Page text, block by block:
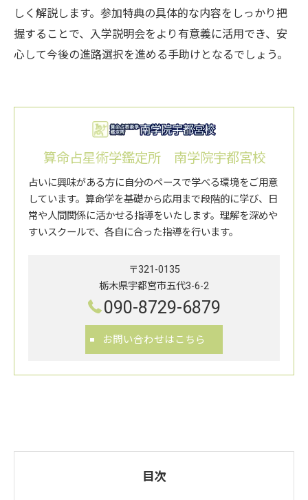
しく解説します。参加特典の具体的な内容をしっかり把
握することで、入学説明会をより有意義に活用でき、安
心して今後の進路選択を進める手助けとなるでしょう。
算命占星術学鑑定所 南学院宇都宮校
占いに興味がある方に自分のペースで学べる環境をご用意
しています。算命学を基礎から応用まで段階的に学び、日
常や人間関係に活かせる指導をいたします。理解を深めや
すいスクールで、各自に合った指導を行います。
〒321-0135
栃木県宇都宮市五代3-6-2
090-8729-6879
お問い合わせはこちら
目次